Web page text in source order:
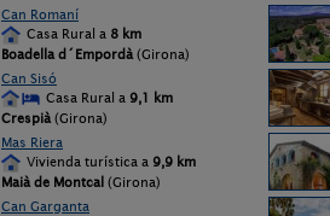
Can Romaní
Casa Rural a 8 km
Boadella d´Empordà (Girona)
Can Sisó
Casa Rural a 9,1 km
Crespià (Girona)
Mas Riera
Vivienda turística a 9,9 km
Maià de Montcal (Girona)
Can Garganta